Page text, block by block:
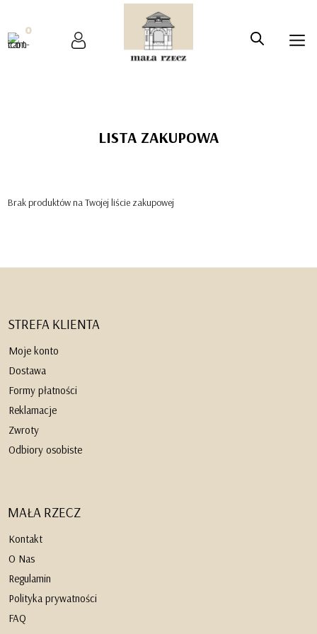
0
LISTA ZAKUPOWA
Brak produktów na Twojej liście zakupowej
STREFA KLIENTA
Moje konto
Dostawa
Formy płatności
Reklamacje
Zwroty
Odbiory osobiste
MAŁA RZECZ
Kontakt
O Nas
Regulamin
Polityka prywatności
FAQ